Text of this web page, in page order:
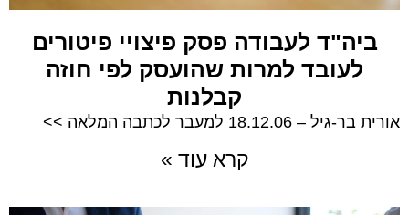
ביה"ד לעבודה פסק פיצויי פיטורים
לעובד למרות שהועסק לפי חוזה
קבלנות
אורית בר-גיל – 18.12.06 למעבר לכתבה המלאה >>
קרא עוד »